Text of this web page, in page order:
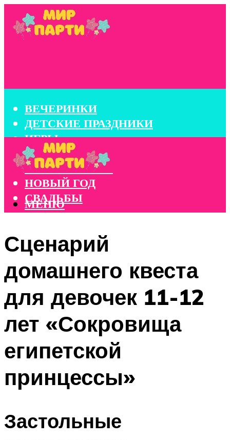
ВЕЧЕРИНКИ
ДЕТСКИЕ ПРАЗДНИКИ
ИГРЫ
КОНКУРСЫ
КОРПОРАТИВЫ
НОВЫЙ ГОД
СВАДЬБЫ
МЕНЮ
Сценарий
домашнего квеста
для девочек 11-12
лет «Сокровища
египетской
принцессы»
Застольные